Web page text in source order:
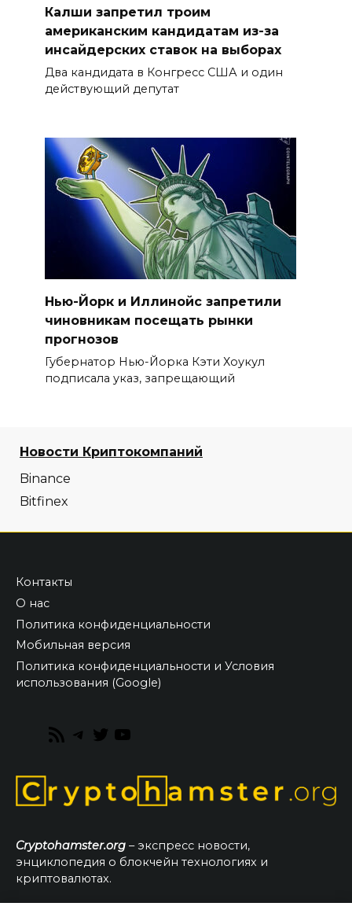
Калши запретил троим
американским кандидатам из-за
инсайдерских ставок на выборах
Два кандидата в Конгресс США и один
действующий депутат
Нью-Йорк и Иллинойс запретили
чиновникам посещать рынки
прогнозов
Губернатор Нью-Йорка Кэти Хоукул
подписала указ, запрещающий
Новости Криптокомпаний
Binance
Bitfinex
Контакты
О нас
Политика конфиденциальности
Мобильная версия
Политика конфиденциальности и Условия
использования (Google)
RSS
Telegram
Twitter
Cryptohamster.org – экспресс новости,
энциклопедия о блокчейн технологиях и
криптовалютах.